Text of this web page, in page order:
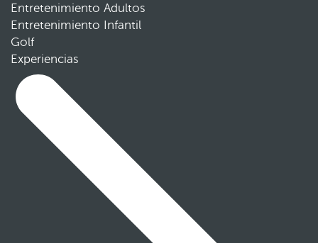
Entretenimiento Adultos
Entretenimiento Infantil
Golf
Experiencias